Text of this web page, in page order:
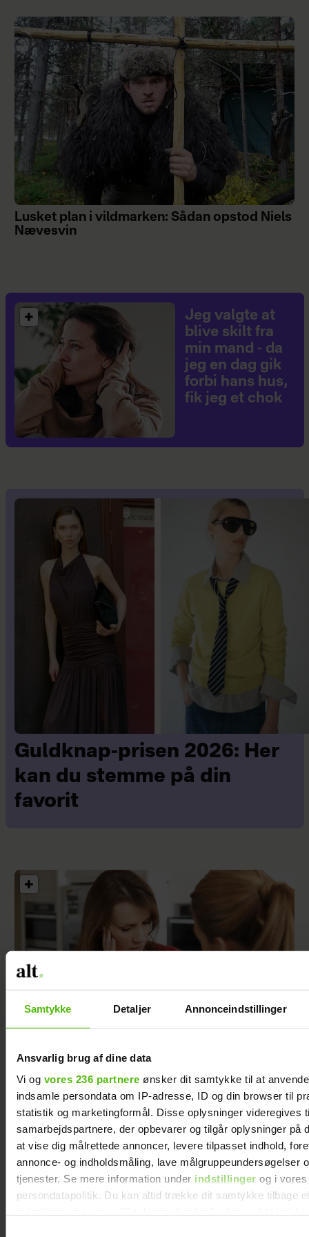
Samtykke Detaljer Annonceindstillinger
Ansvarlig brug af dine data
Vi og vores 236 partnere ønsker dit samtykke til at
indsamle persondata om IP-adresse, ID og din browser til
statistik og marketingformål. Disse oplysninger videregives
samarbejdspartnere, der opbevarer og tilgår oplysninger på
at vise dig målrettede annoncer, levere tilpasset indhold,
annonce- og indholdsmåling, lave målgruppeundersøgelser
tjenester. Se mere information under indstillinger og i vores
persondatapolitik. Du kan altid trække dit samtykke tilbage
Lusket plan i vildmarken: Sådan opstod Niels
Nævesvin
Jeg valgte at
blive skilt fra
min mand - da
jeg en dag gik
forbi hans hus,
fik jeg et chok
Guldknap-prisen 2026: Her
kan du stemme på din
favorit
men jeg forstår ikke hendes grund